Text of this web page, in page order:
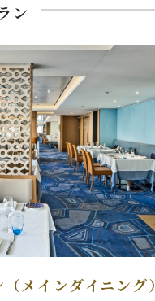
ン
メインダイニング）